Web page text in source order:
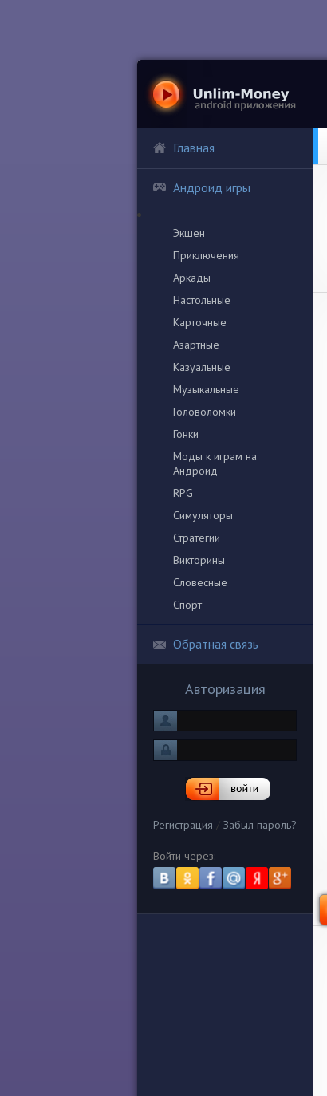
Главная
Андроид игры
Экшен
Приключения
Аркады
Настольные
Карточные
Азартные
Казуальные
Музыкальные
Головоломки
Гонки
Моды к играм на
Андроид
RPG
Симуляторы
Стратегии
Викторины
Словесные
Спорт
Обратная связь
Авторизация
Регистрация / Забыл пароль?
Войти через: